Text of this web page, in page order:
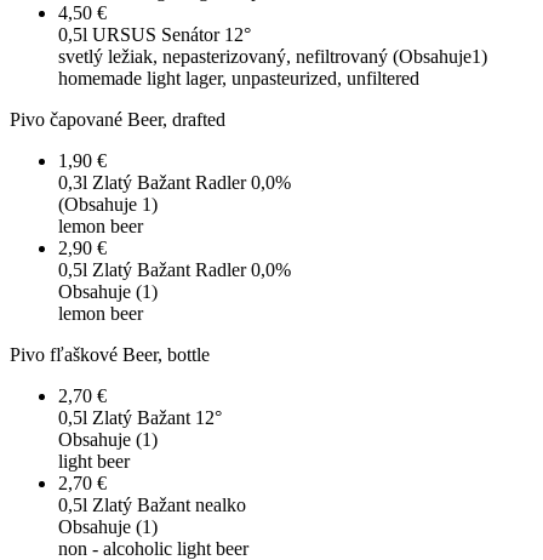
4,50 €
0,5l URSUS Senátor 12°
svetlý ležiak, nepasterizovaný, nefiltrovaný (Obsahuje1)
homemade light lager, unpasteurized, unfiltered
Pivo čapované Beer, drafted
1,90 €
0,3l Zlatý Bažant Radler 0,0%
(Obsahuje 1)
lemon beer
2,90 €
0,5l Zlatý Bažant Radler 0,0%
Obsahuje (1)
lemon beer
Pivo fľaškové Beer, bottle
2,70 €
0,5l Zlatý Bažant 12°
Obsahuje (1)
light beer
2,70 €
0,5l Zlatý Bažant nealko
Obsahuje (1)
non - alcoholic light beer